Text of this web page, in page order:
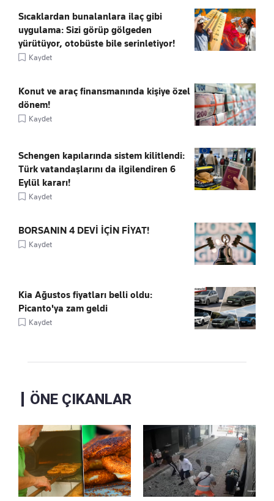
Sıcaklardan bunalanlara ilaç gibi
uygulama: Sizi görüp gölgeden
yürütüyor, otobüste bile serinletiyor!
Kaydet
Konut ve araç finansmanında kişiye özel
dönem!
Kaydet
Schengen kapılarında sistem kilitlendi:
Türk vatandaşlarını da ilgilendiren 6
Eylül kararı!
Kaydet
BORSANIN 4 DEVİ İÇİN FİYAT!
Kaydet
Kia Ağustos fiyatları belli oldu:
Picanto'ya zam geldi
Kaydet
ÖNE ÇIKANLAR